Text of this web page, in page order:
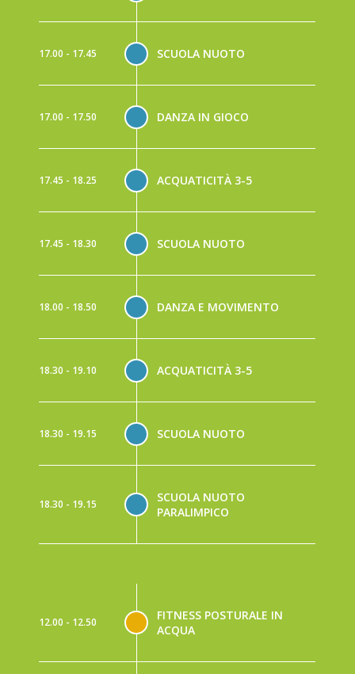
17.00 - 17.45 SCUOLA NUOTO
17.00 - 17.50 DANZA IN GIOCO
17.45 - 18.25 ACQUATICITÀ 3-5
17.45 - 18.30 SCUOLA NUOTO
18.00 - 18.50 DANZA E MOVIMENTO
18.30 - 19.10 ACQUATICITÀ 3-5
18.30 - 19.15 SCUOLA NUOTO
18.30 - 19.15
SCUOLA NUOTO
PARALIMPICO
12.00 - 12.50
FITNESS POSTURALE IN
ACQUA